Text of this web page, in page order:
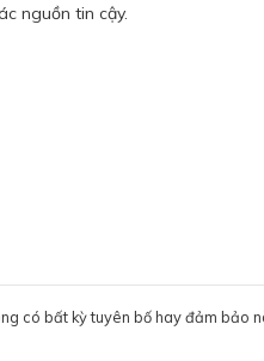
nguồn tin cậy.
có bất kỳ tuyên bố hay đảm bảo